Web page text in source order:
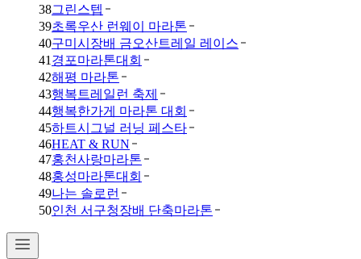
38그린스텝
39초록우산 런웨이 마라톤
40구미시장배 금오산트레일 레이스
41 경포마라톤대회
42해평 마라톤
43행복트레일런 축제
44행복한가게 마라톤 대회
45하트시그널 러닝 페스타
46HEAT & RUN
47홍천사랑마라톤
48홍성마라톤대회
49나는 솔로런
50인천 서구청장배 단축마라톤